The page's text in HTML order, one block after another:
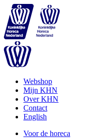
Webshop
Mijn KHN
Over KHN
Contact
English
Voor de horeca